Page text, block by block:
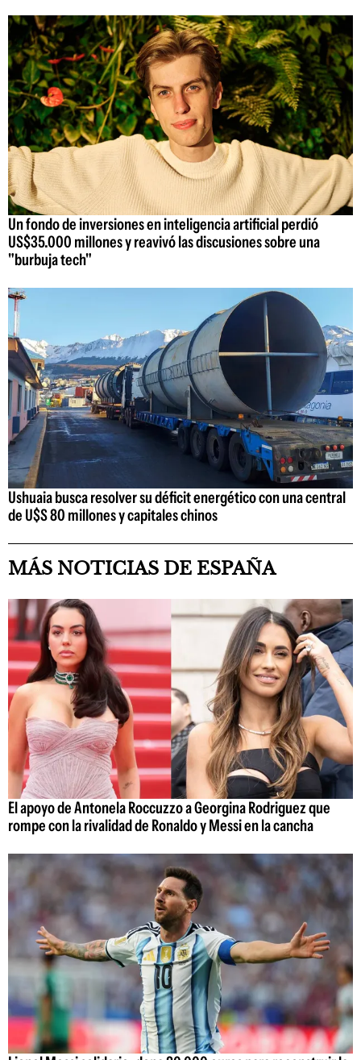
Un fondo de inversiones en inteligencia artificial perdió
US$35.000 millones y reavivó las discusiones sobre una
"burbuja tech"
Ushuaia busca resolver su déficit energético con una central
de U$S 80 millones y capitales chinos
MÁS NOTICIAS DE ESPAÑA
El apoyo de Antonela Roccuzzo a Georgina Rodriguez que
rompe con la rivalidad de Ronaldo y Messi en la cancha